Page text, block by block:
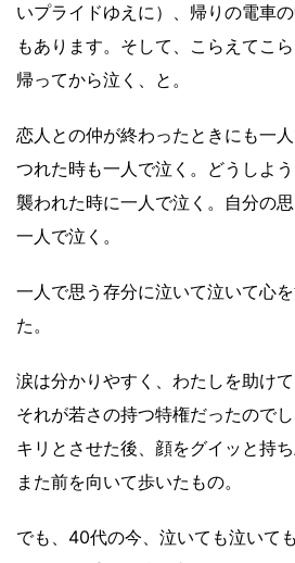
いプライドゆえに）、帰りの電車
もあります。そして、こらえてこ
帰ってから泣く、と。
恋人との仲が終わったときにも一
つれた時も一人で泣く。どうしよ
襲われた時に一人で泣く。自分の
一人で泣く。
一人で思う存分に泣いて泣いて心
た。
涙は分かりやすく、わたしを助けて
それが若さの持つ特権だったので
キリとさせた後、顔をグイッと持
また前を向いて歩いたもの。
でも、40代の今、泣いても泣いて